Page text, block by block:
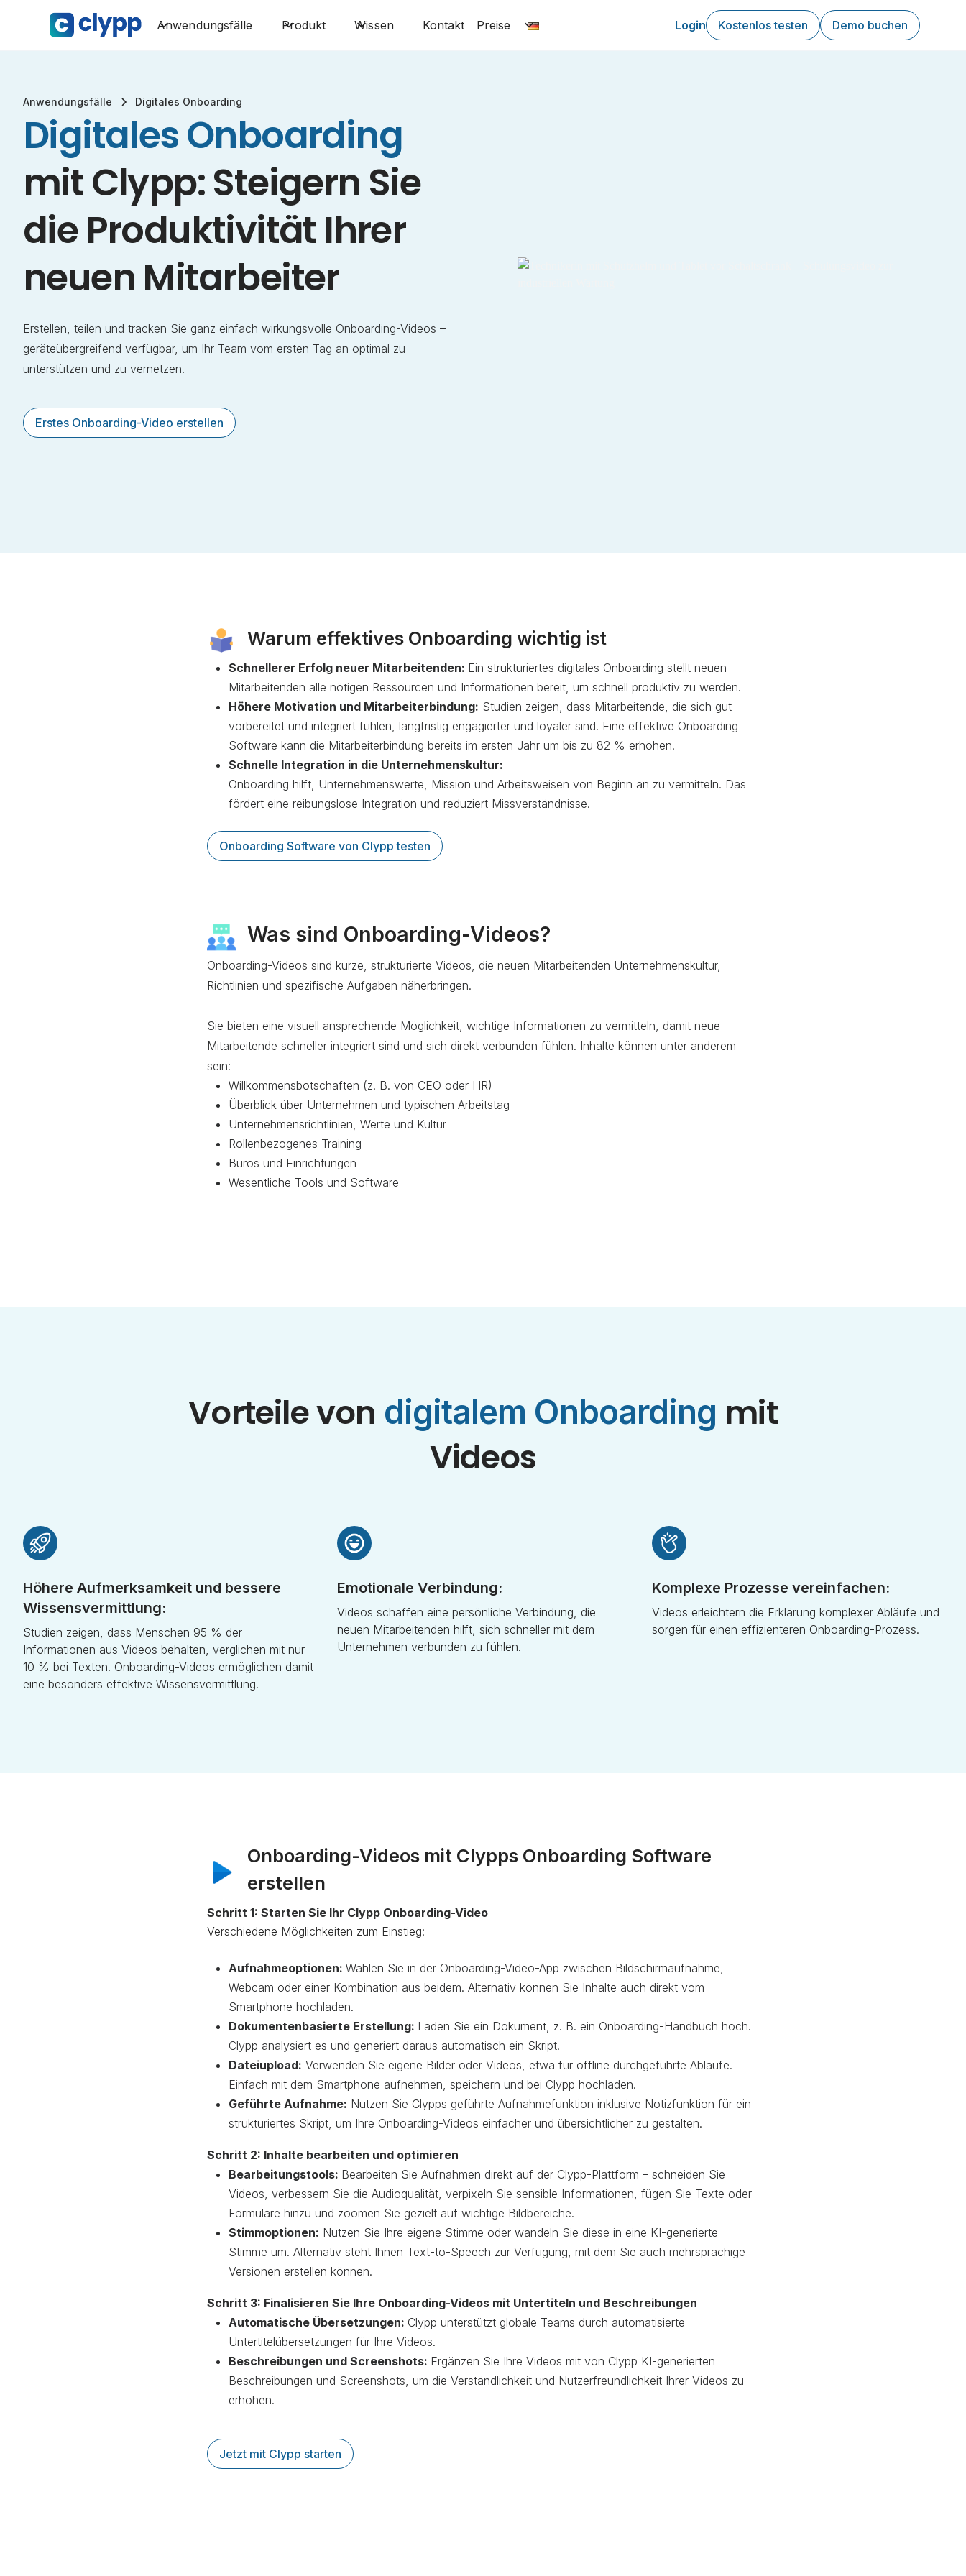
Anwendungsfälle Produkt Wissen Kontakt Preise Login Kostenlos testen Demo buchen
Anwendungsfälle Digitales Onboarding
Digitales Onboarding
mit Clypp: Steigern Sie
die Produktivität Ihrer
neuen Mitarbeiter
Erstellen, teilen und tracken Sie ganz einfach wirkungsvolle Onboarding-Videos –
geräteübergreifend verfügbar, um Ihr Team vom ersten Tag an optimal zu
unterstützen und zu vernetzen.
Erstes Onboarding-Video erstellen
Warum effektives Onboarding wichtig ist
Schnellerer Erfolg neuer Mitarbeitenden: Ein strukturiertes digitales Onboarding stellt neuen
Mitarbeitenden alle nötigen Ressourcen und Informationen bereit, um schnell produktiv zu werden.
Höhere Motivation und Mitarbeiterbindung: Studien zeigen, dass Mitarbeitende, die sich gut
vorbereitet und integriert fühlen, langfristig engagierter und loyaler sind. Eine effektive Onboarding
Software kann die Mitarbeiterbindung bereits im ersten Jahr um bis zu 82 % erhöhen.
Schnelle Integration in die Unternehmenskultur:
Onboarding hilft, Unternehmenswerte, Mission und Arbeitsweisen von Beginn an zu vermitteln. Das
fördert eine reibungslose Integration und reduziert Missverständnisse.
Onboarding Software von Clypp testen
Was sind Onboarding-Videos?
Onboarding-Videos sind kurze, strukturierte Videos, die neuen Mitarbeitenden Unternehmenskultur,
Richtlinien und spezifische Aufgaben näherbringen.
Sie bieten eine visuell ansprechende Möglichkeit, wichtige Informationen zu vermitteln, damit neue
Mitarbeitende schneller integriert sind und sich direkt verbunden fühlen. Inhalte können unter anderem
sein:
Willkommensbotschaften (z. B. von CEO oder HR)
Überblick über Unternehmen und typischen Arbeitstag
Unternehmensrichtlinien, Werte und Kultur
Rollenbezogenes Training
Büros und Einrichtungen
Wesentliche Tools und Software
Vorteile von digitalem Onboarding mit
Videos
Höhere Aufmerksamkeit und bessere
Wissensvermittlung:
Studien zeigen, dass Menschen 95 % der
Informationen aus Videos behalten, verglichen mit nur
10 % bei Texten. Onboarding-Videos ermöglichen damit
eine besonders effektive Wissensvermittlung.
Emotionale Verbindung:
Videos schaffen eine persönliche Verbindung, die
neuen Mitarbeitenden hilft, sich schneller mit dem
Unternehmen verbunden zu fühlen.
Komplexe Prozesse vereinfachen:
Videos erleichtern die Erklärung komplexer Abläufe und
sorgen für einen effizienteren Onboarding-Prozess.
Onboarding-Videos mit Clypps Onboarding Software
erstellen
Schritt 1: Starten Sie Ihr Clypp Onboarding-Video
Verschiedene Möglichkeiten zum Einstieg:
Aufnahmeoptionen: Wählen Sie in der Onboarding-Video-App zwischen Bildschirmaufnahme,
Webcam oder einer Kombination aus beidem. Alternativ können Sie Inhalte auch direkt vom
Smartphone hochladen.
Dokumentenbasierte Erstellung: Laden Sie ein Dokument, z. B. ein Onboarding-Handbuch hoch.
Clypp analysiert es und generiert daraus automatisch ein Skript.
Dateiupload: Verwenden Sie eigene Bilder oder Videos, etwa für offline durchgeführte Abläufe.
Einfach mit dem Smartphone aufnehmen, speichern und bei Clypp hochladen.
Geführte Aufnahme: Nutzen Sie Clypps geführte Aufnahmefunktion inklusive Notizfunktion für ein
strukturiertes Skript, um Ihre Onboarding-Videos einfacher und übersichtlicher zu gestalten.
Schritt 2: Inhalte bearbeiten und optimieren
Bearbeitungstools: Bearbeiten Sie Aufnahmen direkt auf der Clypp-Plattform – schneiden Sie
Videos, verbessern Sie die Audioqualität, verpixeln Sie sensible Informationen, fügen Sie Texte oder
Formulare hinzu und zoomen Sie gezielt auf wichtige Bildbereiche.
Stimmoptionen: Nutzen Sie Ihre eigene Stimme oder wandeln Sie diese in eine KI-generierte
Stimme um. Alternativ steht Ihnen Text-to-Speech zur Verfügung, mit dem Sie auch mehrsprachige
Versionen erstellen können.
Schritt 3: Finalisieren Sie Ihre Onboarding-Videos mit Untertiteln und Beschreibungen
Automatische Übersetzungen: Clypp unterstützt globale Teams durch automatisierte
Untertitelübersetzungen für Ihre Videos.
Beschreibungen und Screenshots: Ergänzen Sie Ihre Videos mit von Clypp KI-generierten
Beschreibungen und Screenshots, um die Verständlichkeit und Nutzerfreundlichkeit Ihrer Videos zu
erhöhen.
Jetzt mit Clypp starten